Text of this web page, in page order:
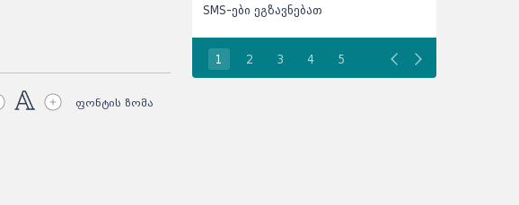
ფონტის ზომა
1 2 3 4 5
SMS-ები ეგზავნებათ